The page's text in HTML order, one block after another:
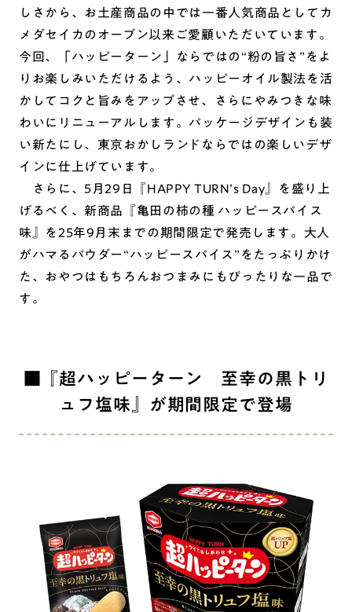
しさから、お土産商品の中では一番人気商品としてカ
メダセイカのオープン以来ご愛顧いただいています。
今回、「ハッピーターン」ならではの“粉の旨さ”をよ
りお楽しみいただけるよう、ハッピーオイル製法を活
かしてコクと旨みをアップさせ、さらにやみつきな味
わいにリニューアルします。パッケージデザインも装
い新たにし、東京おかしランドならではの楽しいデザ
インに仕上げています。
さらに、5月29日『HAPPY TURN’s Day』を盛り上
げるべく、新商品『亀田の柿の種 ハッピースパイス
味』を25年9月末までの期間限定で発売します。大人
がハマるパウダー“ハッピースパイス”をたっぷりかけ
た、おやつはもちろんおつまみにもぴったりな一品で
す。
■『超ハッピーターン 至幸の黒トリ
ュフ塩味』が期間限定で登場